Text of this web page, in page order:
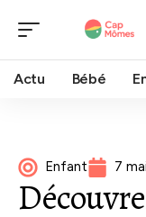
Actu Bébé
Enfant 7